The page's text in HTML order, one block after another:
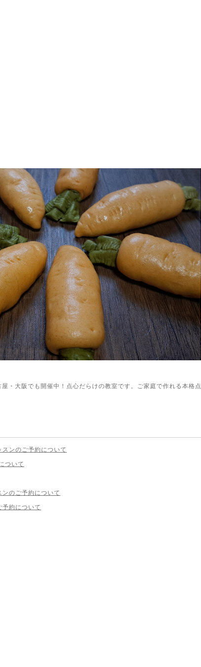
・大阪でも開催中！点心だらけの教室です。ご家庭で作れる本格点
スンのご予約について
ついて
ンのご予約について
予約について